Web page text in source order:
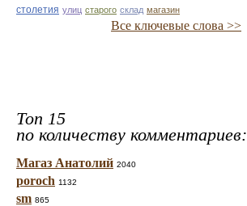
столетия улиц старого склад магазин
Все ключевые слова >>
Топ 15
по количеству комментариев:
Магаз Анатолий 2040
poroch 1132
sm 865